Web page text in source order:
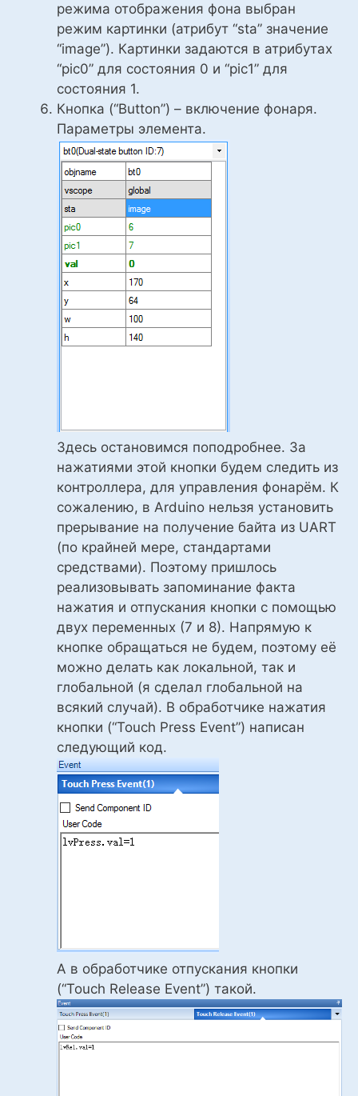
режима отображения фона выбран
режим картинки (атрибут “sta” значение
“image”). Картинки задаются в атрибутах
“pic0” для состояния 0 и “pic1” для
состояния 1.
Кнопка (“Button”) – включение фонаря.
Параметры элемента.
Здесь остановимся поподробнее. За
нажатиями этой кнопки будем следить из
контроллера, для управления фонарём. К
сожалению, в Arduino нельзя установить
прерывание на получение байта из UART
(по крайней мере, стандартами
средствами). Поэтому пришлось
реализовывать запоминание факта
нажатия и отпускания кнопки с помощью
двух переменных (7 и 8). Напрямую к
кнопке обращаться не будем, поэтому её
можно делать как локальной, так и
глобальной (я сделал глобальной на
всякий случай). В обработчике нажатия
кнопки (“Touch Press Event”) написан
следующий код.
А в обработчике отпускания кнопки
(“Touch Release Event”) такой.